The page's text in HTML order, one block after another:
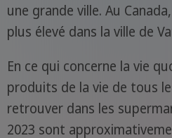
une grande ville. Au
plus élevé dans la ville de
En ce qui concerne la vie
produits de la vie de tous
retrouver dans les
2023 sont